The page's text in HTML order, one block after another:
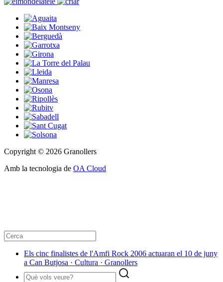
Copyright © 2026 Granollers
Amb la tecnologia de OA Cloud
Els cinc finalistes de l'Amfi Rock 2006 actuaran el 10 de juny
a Can Butjosa · Cultura · Granollers